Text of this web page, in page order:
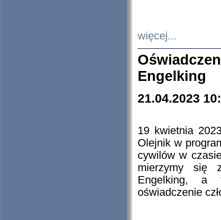
więcej...
Engelking
21.04.2023
19 kwietnia
Olejnik w
cywilów w
mierzymy się
Engelking, a
oświadczenie